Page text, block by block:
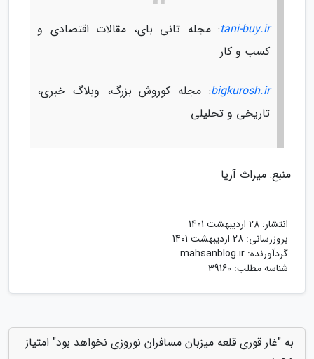
tani-buy.ir: مجله تانی بای، مقالات اقتصادی و
کسب و کار
bigkurosh.ir: مجله کوروش بزرگ، وبلاگ خبری،
تاریخی و تحلیلی
منبع: میراث آریا
انتشار: 28 اردیبهشت 1401
بروزرسانی: 28 اردیبهشت 1401
گردآورنده: mahsanblog.ir
شناسه مطلب: 39160
به "غار قوری قلعه میزبان مسافران نوروزی نخواهد بود" امتیاز